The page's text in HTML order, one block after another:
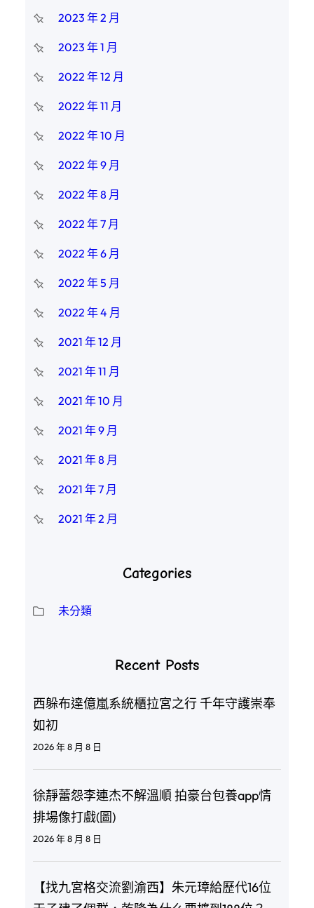
2023 年 2 月
2023 年 1 月
2022 年 12 月
2022 年 11 月
2022 年 10 月
2022 年 9 月
2022 年 8 月
2022 年 7 月
2022 年 6 月
2022 年 5 月
2022 年 4 月
2021 年 12 月
2021 年 11 月
2021 年 10 月
2021 年 9 月
2021 年 8 月
2021 年 7 月
2021 年 2 月
Categories
未分類
Recent Posts
西躲布達億嵐系統櫃拉宮之行 千年守護崇奉
如初
2026 年 8 月 8 日
徐靜蕾怨李連杰不解溫順 拍豪台包養app情
排場像打戲(圖)
2026 年 8 月 8 日
【找九宮格交流劉渝西】朱元璋給歷代16位